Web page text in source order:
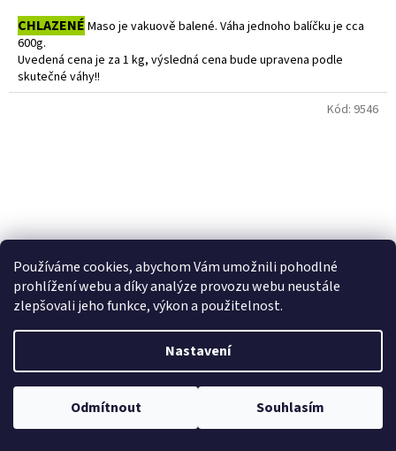
Používáme cookies, abychom Vám umožnili pohodlné
prohlížení webu a díky analýze provozu webu neustále
zlepšovali jeho funkce, výkon a použitelnost.
Nastavení
Odmítnout Souhlasím
CHLAZENÉ Maso je vakuově balené. Váha jednoho balíčku je cca
600g.
Uvedená cena je za 1 kg, výsledná cena bude upravena podle
skutečné váhy!!
Do košíku vkládejte počet balení.
Hovězí zadní - kýta váleček BIO 1kg - Trněný Újezd
Kód: 9546